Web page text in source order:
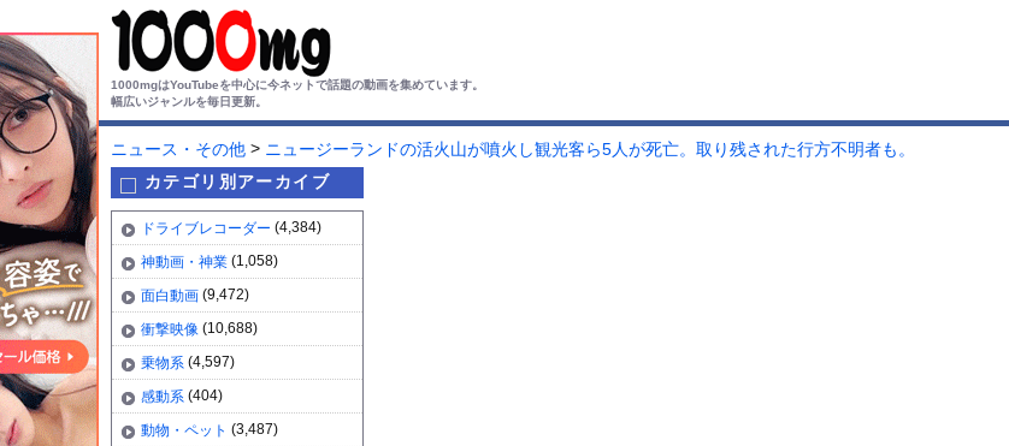
1000mgはYouTubeを中心に今ネットで話題の動画を集めています。
幅広いジャンルを毎日更新。
ニュース・その他 > ニュージーランドの活火山が噴火し観光客ら5人が死亡。取り残された行方不明者も。
カテゴリ別アーカイブ
ドライブレコーダー (4,384)
神動画・神業 (1,058)
面白動画 (9,472)
衝撃映像 (10,688)
乗物系 (4,597)
感動系 (404)
動物・ペット (3,487)